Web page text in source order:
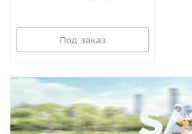
Под заказ